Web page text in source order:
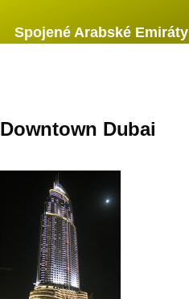
Spojené Arabské Emiráty
Downtown Dubai